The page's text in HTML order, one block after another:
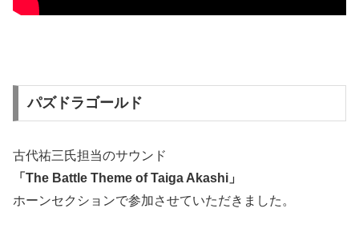
パズドラゴールド
古代祐三氏担当のサウンド
「The Battle Theme of Taiga Akashi」
ホーンセクションで参加させていただきました。